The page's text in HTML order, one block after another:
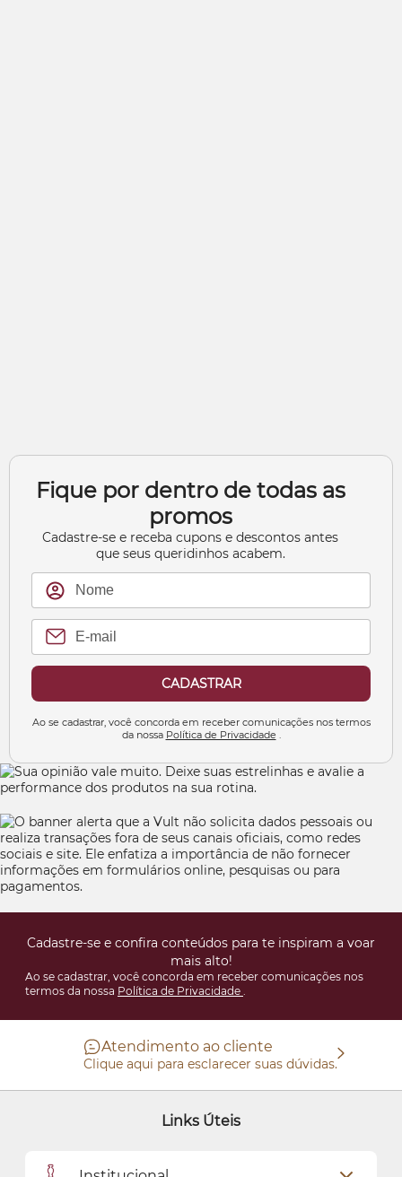
Fique por dentro de todas as
promos
Cadastre-se e receba cupons e descontos antes
que seus queridinhos acabem.
CADASTRAR
Ao se cadastrar, você concorda em receber comunicações nos termos
da nossa Política de Privacidade
Cadastre-se e confira conteúdos para te inspiram a voar
mais alto!
Ao se cadastrar, você concorda em receber comunicações nos
termos da nossa Política de Privacidade
Atendimento ao cliente
Clique aqui para esclarecer suas dúvidas.
Links Úteis